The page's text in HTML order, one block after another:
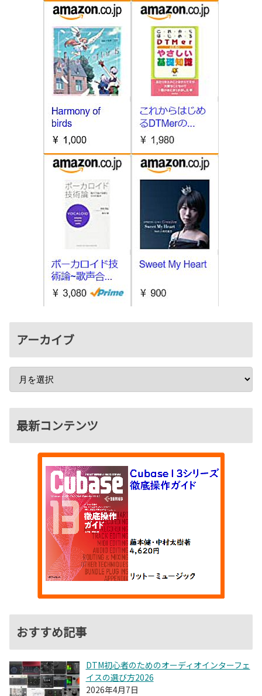
アーカイブ
最新コンテンツ
おすすめ記事
DTM初心者のためのオーディオインターフェ
イスの選び方2026
2026年4月7日